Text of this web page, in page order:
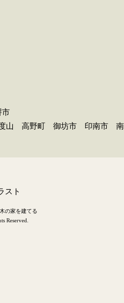
山 高野町 御坊市 印南市 南
の家を建てる
Reserved.